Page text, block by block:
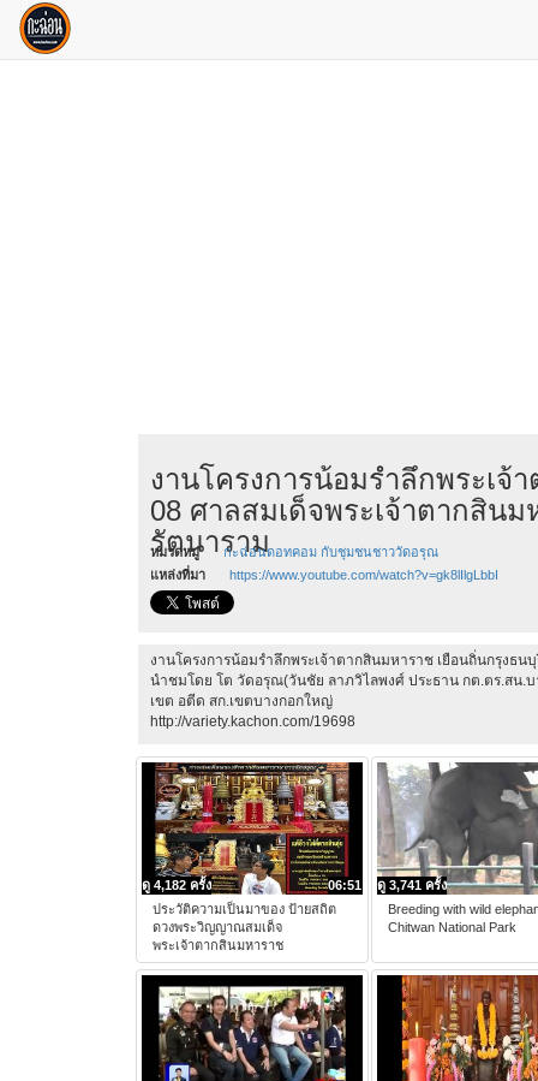
งานโครงการน้อมรำลึกพระเจ้
08 ศาลสมเด็จพระเจ้าตากสิน
รัตนาราม
หมวดหมู่
กะฉ่อนดอทคอม กับชุมชนชาววัดอรุณ
แหล่งที่มา
https://www.youtube.com/watch?v=gk8lIlgLbbI
งานโครงการน้อมรำลึกพระเจ้าตากสินมหาราช เยือนถิ่นกรุงธน
นำชมโดย โต วัดอรุณ(วันชัย ลาภวิไลพงศ์ ประธาน กต.ตร.สน.
เขต อตีด สก.เขตบางกอกใหญ่
http://variety.kachon.com/19698
06:51
ดู 4,182 ครั้ง
ประวัติความเป็นมาของ ป้ายสถิต
ดวงพระวิญญาณสมเด็จ
พระเจ้าตากสินมหาราช
ดู 3,741 ครั้ง
Breeding with wild
Chitwan National Park